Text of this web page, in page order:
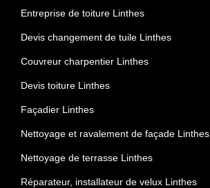
Entreprise de toiture Linthes
Devis changement de tuile Linthes
Couvreur charpentier Linthes
Devis toiture Linthes
Façadier Linthes
Nettoyage et ravalement de façade Linthes
Nettoyage de terrasse Linthes
Réparateur, installateur de velux Linthes